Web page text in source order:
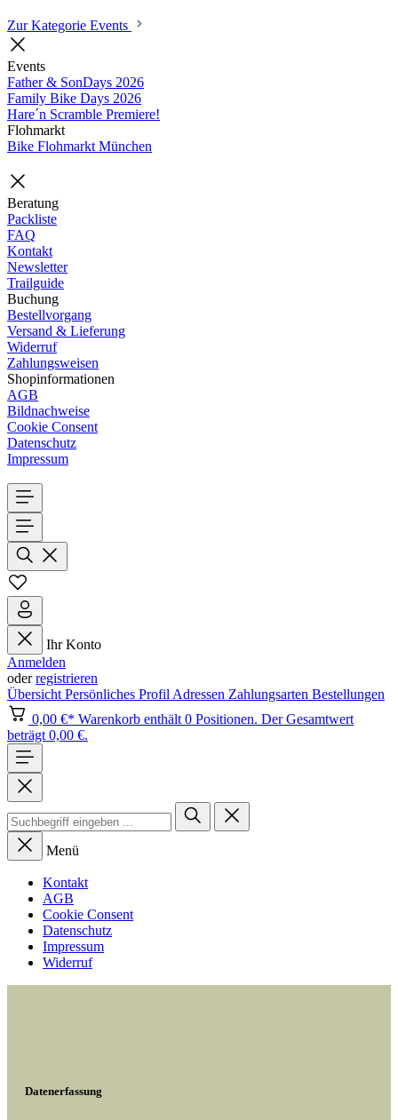
Zur Kategorie Events
Events
Father & SonDays 2026
Family Bike Days 2026
Hare´n Scramble Premiere!
Flohmarkt
Bike Flohmarkt München
Beratung
Packliste
FAQ
Kontakt
Newsletter
Trailguide
Buchung
Bestellvorgang
Versand & Lieferung
Widerruf
Zahlungsweisen
Shopinformationen
AGB
Bildnachweise
Cookie Consent
Datenschutz
Impressum
Ihr Konto
Anmelden
oderregistrieren
Übersicht Persönliches Profil Adressen Zahlungsarten Bestellungen
0,00 €* Warenkorb enthält 0 Positionen. Der Gesamtwert
beträgt 0,00 €.
Menü
Kontakt
AGB
Cookie Consent
Datenschutz
Impressum
Widerruf
Datenerfassung